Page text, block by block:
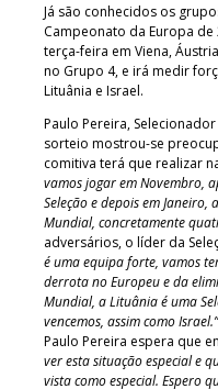
Já são conhecidos os
Campeonato da Europa
terça-feira em Viena,
no Grupo 4, e irá medir
Lituânia e Israel.
Paulo Pereira,
sorteio mostrou-se
comitiva terá que realizar
vamos jogar em Novembro,
Seleção e depois em
Mundial, concretamente
adversários, o líder da
é uma equipa forte, vamos
derrota no Europeu e da
Mundial, a Lituânia é uma
vencemos, assim como Israel.”
Paulo Pereira espera que
ver esta situação especial e
vista como especial. Espero